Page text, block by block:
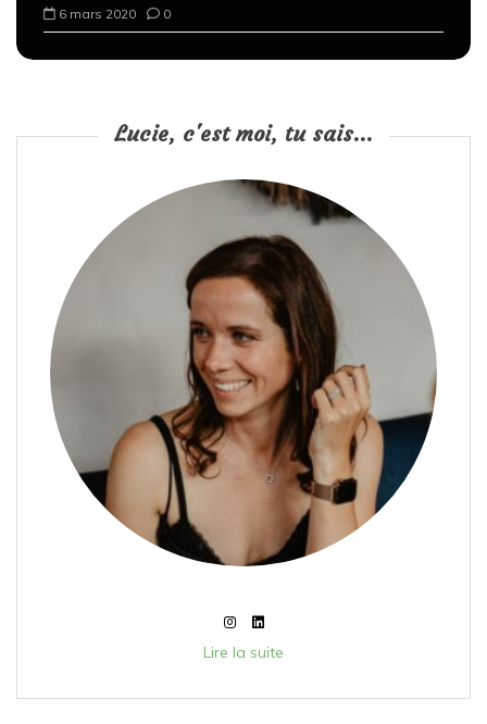
6 mars 2020 0
Lucie, c'est moi, tu sais...
Lire la suite